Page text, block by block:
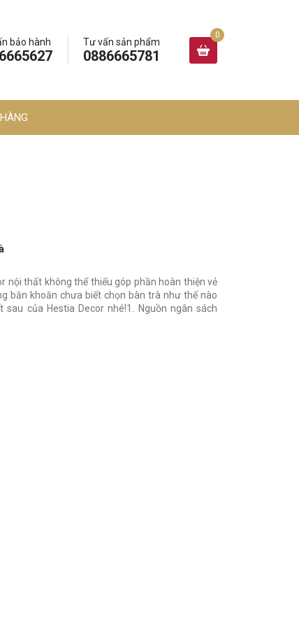
bảo hành Tư vấn sản phẩm
0886665781
nội thất không thể thiếu góp phần hoàn thiện vẻ
băn khoăn chưa biết chọn bàn trà như thế nào
của Hestia Decor nhé!1. Nguồn ngân sách